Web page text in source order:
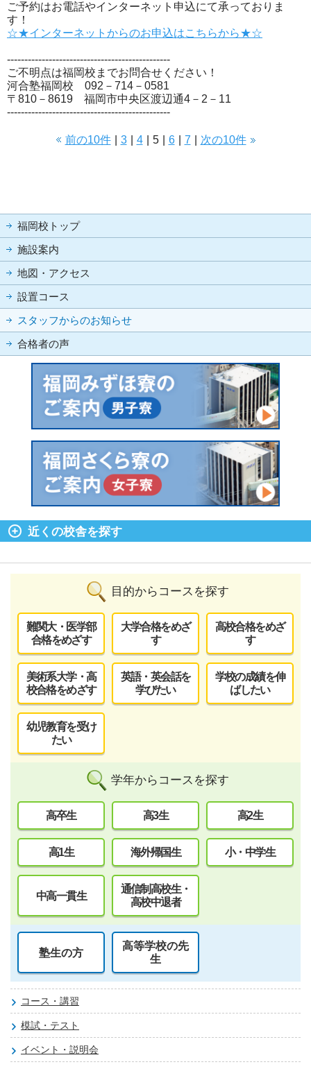
ご予約はお電話やインターネット申込にて承っておりま
す！
☆★インターネットからのお申込はこちらから★☆
-----------------------------------------------
ご不明点は福岡校までお問合せください！
河合塾福岡校 092－714－0581
〒810－8619 福岡市中央区渡辺通4－2－11
-----------------------------------------------
前の10件 3 4 5 6 7 次の10件
福岡校トップ
施設案内
地図・アクセス
設置コース
スタッフからのお知らせ
合格者の声
近くの校舎を探す
目的からコースを探す
難関大・医学部
合格をめざす
大学合格をめざ
す
高校合格をめざ
す
美術系大学・高
校合格をめざす
英語・英会話を
学びたい
学校の成績を伸
ばしたい
幼児教育を受け
たい
学年からコースを探す
高卒生 高3生 高2生
高1生 海外帰国生 小・中学生
中高一貫生
通信制高校生・
高校中退者
塾生の方
高等学校の先
生
コース・講習
模試・テスト
イベント・説明会